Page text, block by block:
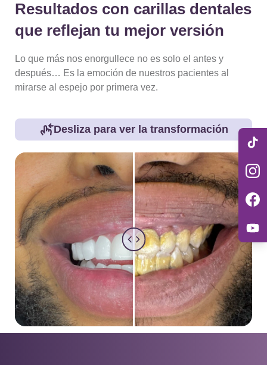
Resultados con carillas dentales
que reflejan tu mejor versión
Lo que más nos enorgullece no es solo el antes y
después… Es la emoción de nuestros pacientes al
mirarse al espejo por primera vez.
Desliza para ver la transformación